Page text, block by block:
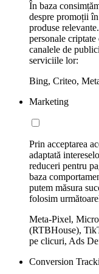
În baza
despre promoții
produse
personale
canalele de
serviciile lor:
Bing, Criteo,
Marketing
Prin acceptarea
adaptată
reduceri pentru
baza
putem măsura
folosim
Meta-Pixel,
(RTBHouse),
pe clicuri, Ads
Conversion